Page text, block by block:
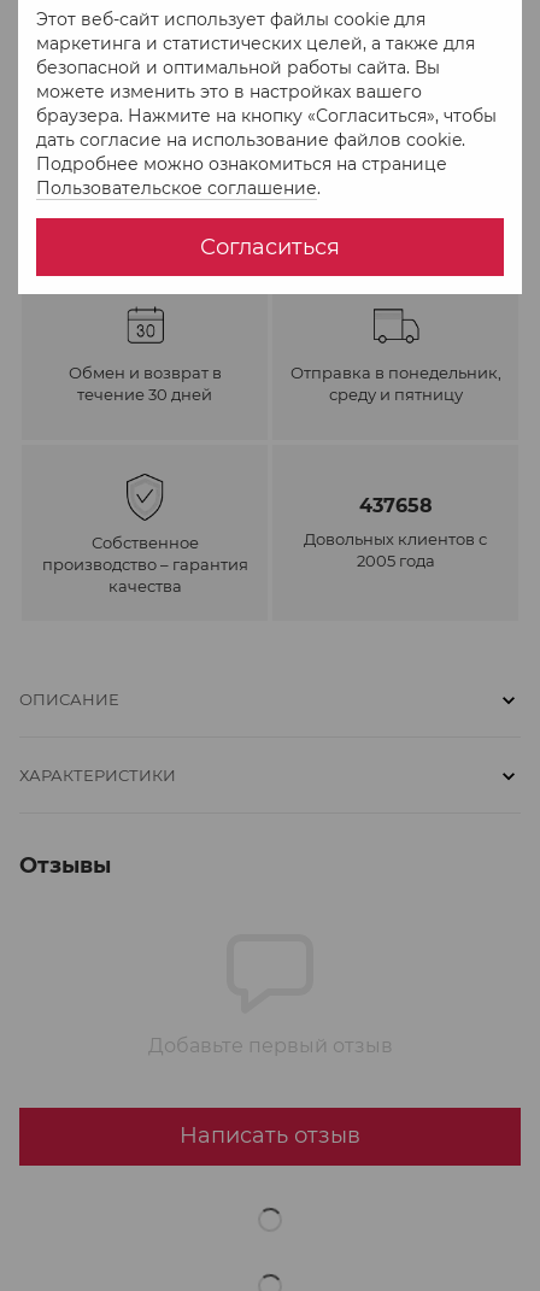
Этот веб-сайт использует файлы cookie для
маркетинга и статистических целей, а также для
безопасной и оптимальной работы сайта. Вы
можете изменить это в настройках вашего
браузера. Нажмите на кнопку «Согласиться», чтобы
дать согласие на использование файлов cookie.
Подробнее можно ознакомиться на странице
Пользовательское соглашение.
Согласиться
2 465 грн
В избранное К сравнению
Обмен и возврат в
течение 30 дней
Отправка в понедельник,
среду и пятницу
Собственное
производство – гарантия
качества
437658
Довольных клиентов с
2005 года
ОПИСАНИЕ
ХАРАКТЕРИСТИКИ
Отзывы
Добавьте первый отзыв
Написать отзыв